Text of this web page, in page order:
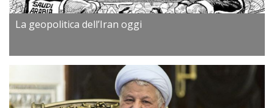
La geopolitica dell’Iran oggi